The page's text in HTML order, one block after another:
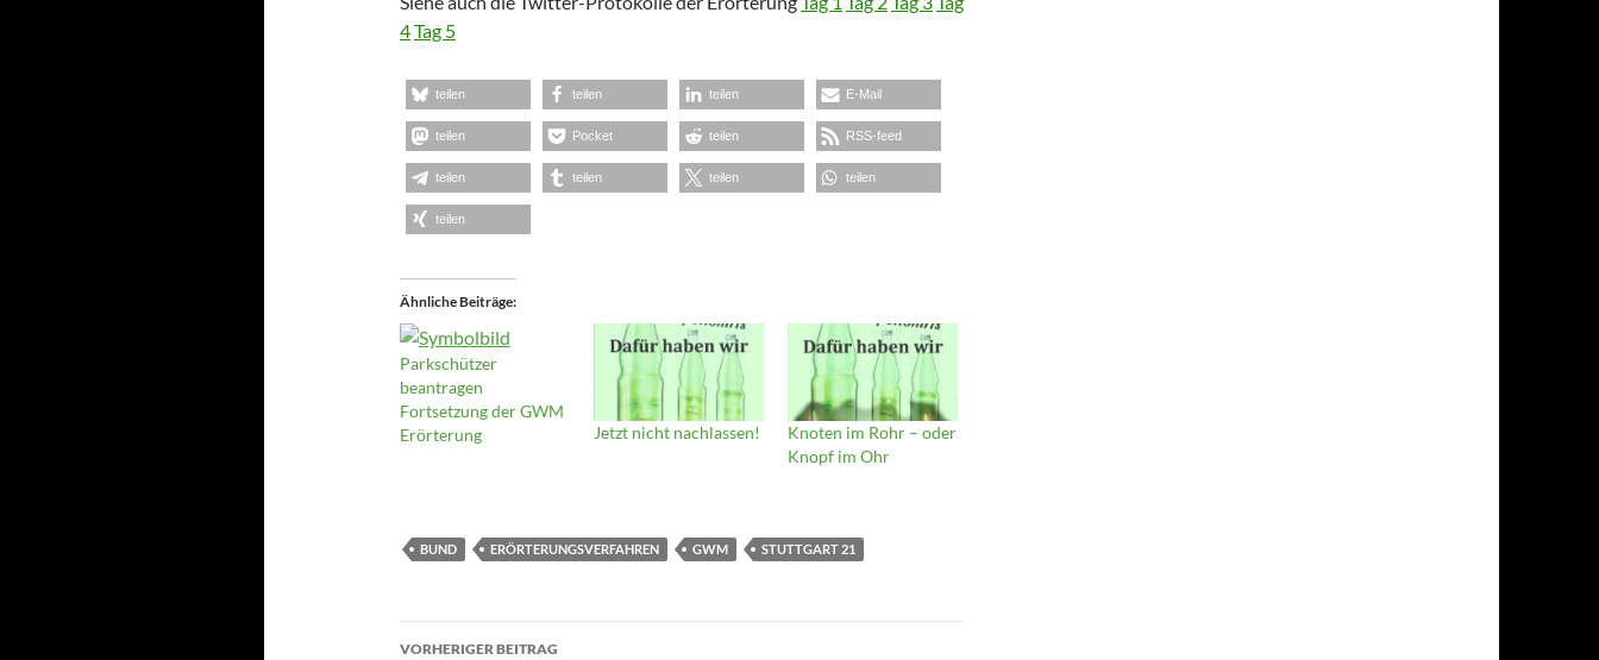
4Tag 5
teilen teilen teilen E-Mail
teilen Pocket teilen RSS-feed
teilen teilen teilen teilen
teilen
Ähnliche Beiträge
Parkschützer
beantragen
Fortsetzung der GWM
Erörterung
Jetzt nicht nachlassen!
Knoten im Rohr – oder
Knopf im Ohr
BUND ERÖRTERUNGSVERFAHREN GWM STUTTGART 21
Beitragsnavigation
VORHERIGER BEITRAG